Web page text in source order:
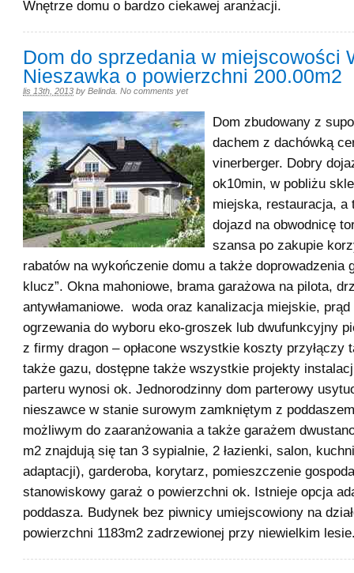
Wnętrze domu o bardzo ciekawej aranżacji.
Dom do sprzedania w miejscowości
Nieszawka o powierzchni 200.00m2
lis 13th, 2013 by Belinda No comments yet
Dom zbudowany z
dachem z dachówką
vinerberger. Dobry
ok10min, w pobliżu
miejska, restauracja, a
dojazd na obwodnicę
szansa po zakupie
rabatów na wykończenie domu a także doprowadzenia
klucz”. Okna mahoniowe, brama garażowa na pilota,
antywłamaniowe. woda oraz kanalizacja miejskie,
ogrzewania do wyboru eko-groszek lub dwufunkcyjny
z firmy dragon – opłacone wszystkie koszty przyłączy
także gazu, dostępne także wszystkie projekty
parteru wynosi ok. Jednorodzinny dom parterowy
nieszawce w stanie surowym zamkniętym z
możliwym do zaaranżowania a także garażem
m2 znajdują się tan 3 sypialnie, 2 łazienki, salon,
adaptacji), garderoba, korytarz, pomieszczenie
stanowiskowy garaż o powierzchni ok. Istnieje opcja
poddasza. Budynek bez piwnicy umiejscowiony na
powierzchni 1183m2 zadrzewionej przy niewielkim